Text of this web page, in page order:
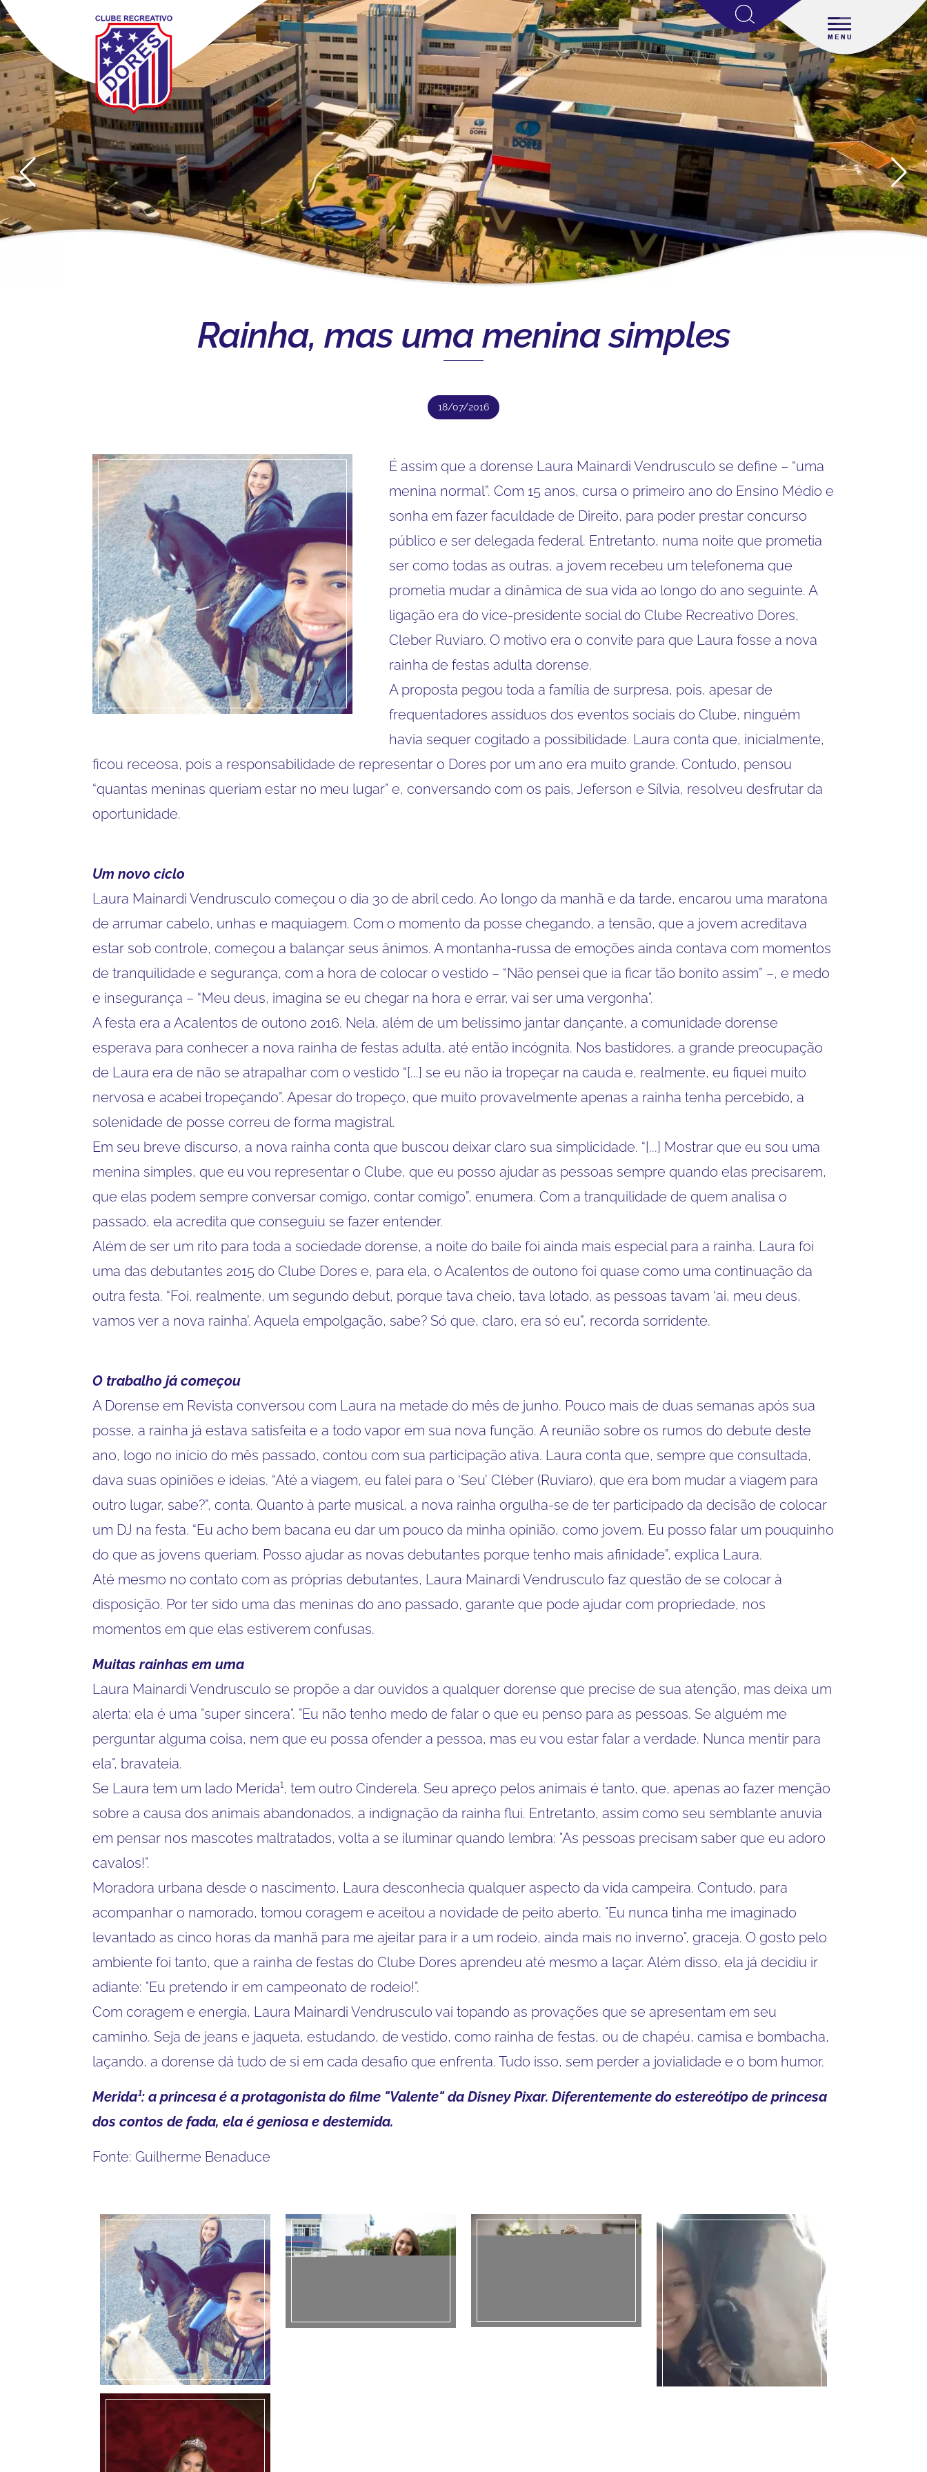
Rainha, mas uma menina simples
18/07/2016
É assim que a dorense Laura Mainardi Vendrusculo se define – “uma
menina normal”. Com 15 anos, cursa o primeiro ano do Ensino Médio e
sonha em fazer faculdade de Direito, para poder prestar concurso
público e ser delegada federal. Entretanto, numa noite que prometia
ser como todas as outras, a jovem recebeu um telefonema que
prometia mudar a dinâmica de sua vida ao longo do ano seguinte. A
ligação era do vice-presidente social do Clube Recreativo Dores,
Cleber Ruviaro. O motivo era o convite para que Laura fosse a nova
rainha de festas adulta dorense.
A proposta pegou toda a família de surpresa, pois, apesar de
frequentadores assíduos dos eventos sociais do Clube, ninguém
havia sequer cogitado a possibilidade. Laura conta que, inicialmente,
ficou receosa, pois a responsabilidade de representar o Dores por um ano era muito grande. Contudo, pensou
“quantas meninas queriam estar no meu lugar" e, conversando com os pais, Jeferson e Sílvia, resolveu desfrutar da
oportunidade.
Um novo ciclo
Laura Mainardi Vendrusculo começou o dia 30 de abril cedo. Ao longo da manhã e da tarde, encarou uma maratona
de arrumar cabelo, unhas e maquiagem. Com o momento da posse chegando, a tensão, que a jovem acreditava
estar sob controle, começou a balançar seus ânimos. A montanha-russa de emoções ainda contava com momentos
de tranquilidade e segurança, com a hora de colocar o vestido – “Não pensei que ia ficar tão bonito assim” –, e medo
e insegurança – “Meu deus, imagina se eu chegar na hora e errar, vai ser uma vergonha".
A festa era a Acalentos de outono 2016. Nela, além de um belíssimo jantar dançante, a comunidade dorense
esperava para conhecer a nova rainha de festas adulta, até então incógnita. Nos bastidores, a grande preocupação
de Laura era de não se atrapalhar com o vestido “[...] se eu não ia tropeçar na cauda e, realmente, eu fiquei muito
nervosa e acabei tropeçando”. Apesar do tropeço, que muito provavelmente apenas a rainha tenha percebido, a
solenidade de posse correu de forma magistral.
Em seu breve discurso, a nova rainha conta que buscou deixar claro sua simplicidade. “[...] Mostrar que eu sou uma
menina simples, que eu vou representar o Clube, que eu posso ajudar as pessoas sempre quando elas precisarem,
que elas podem sempre conversar comigo, contar comigo”, enumera. Com a tranquilidade de quem analisa o
passado, ela acredita que conseguiu se fazer entender.
Além de ser um rito para toda a sociedade dorense, a noite do baile foi ainda mais especial para a rainha. Laura foi
uma das debutantes 2015 do Clube Dores e, para ela, o Acalentos de outono foi quase como uma continuação da
outra festa. “Foi, realmente, um segundo debut, porque tava cheio, tava lotado, as pessoas tavam ‘ai, meu deus,
vamos ver a nova rainha’. Aquela empolgação, sabe? Só que, claro, era só eu”, recorda sorridente.
O trabalho já começou
A Dorense em Revista conversou com Laura na metade do mês de junho. Pouco mais de duas semanas após sua
posse, a rainha já estava satisfeita e a todo vapor em sua nova função. A reunião sobre os rumos do debute deste
ano, logo no início do mês passado, contou com sua participação ativa. Laura conta que, sempre que consultada,
dava suas opiniões e ideias. “Até a viagem, eu falei para o ‘Seu’ Cléber (Ruviaro), que era bom mudar a viagem para
outro lugar, sabe?”, conta. Quanto à parte musical, a nova rainha orgulha-se de ter participado da decisão de colocar
um DJ na festa. “Eu acho bem bacana eu dar um pouco da minha opinião, como jovem. Eu posso falar um pouquinho
do que as jovens queriam. Posso ajudar as novas debutantes porque tenho mais afinidade”, explica Laura.
Até mesmo no contato com as próprias debutantes, Laura Mainardi Vendrusculo faz questão de se colocar à
disposição. Por ter sido uma das meninas do ano passado, garante que pode ajudar com propriedade, nos
momentos em que elas estiverem confusas.
Muitas rainhas em uma
Laura Mainardi Vendrusculo se propõe a dar ouvidos a qualquer dorense que precise de sua atenção, mas deixa um
alerta: ela é uma "super sincera". "Eu não tenho medo de falar o que eu penso para as pessoas. Se alguém me
perguntar alguma coisa, nem que eu possa ofender a pessoa, mas eu vou estar falar a verdade. Nunca mentir para
ela", bravateia.
Se Laura tem um lado Merida¹, tem outro Cinderela. Seu apreço pelos animais é tanto, que, apenas ao fazer menção
sobre a causa dos animais abandonados, a indignação da rainha flui. Entretanto, assim como seu semblante anuvia
em pensar nos mascotes maltratados, volta a se iluminar quando lembra: "As pessoas precisam saber que eu adoro
cavalos!".
Moradora urbana desde o nascimento, Laura desconhecia qualquer aspecto da vida campeira. Contudo, para
acompanhar o namorado, tomou coragem e aceitou a novidade de peito aberto. "Eu nunca tinha me imaginado
levantado as cinco horas da manhã para me ajeitar para ir a um rodeio, ainda mais no inverno", graceja. O gosto pelo
ambiente foi tanto, que a rainha de festas do Clube Dores aprendeu até mesmo a laçar. Além disso, ela já decidiu ir
adiante: "Eu pretendo ir em campeonato de rodeio!".
Com coragem e energia, Laura Mainardi Vendrusculo vai topando as provações que se apresentam em seu
caminho. Seja de jeans e jaqueta, estudando, de vestido, como rainha de festas, ou de chapéu, camisa e bombacha,
laçando, a dorense dá tudo de si em cada desafio que enfrenta. Tudo isso, sem perder a jovialidade e o bom humor.
Merida¹: a princesa é a protagonista do filme "Valente" da Disney Pixar. Diferentemente do estereótipo de princesa
dos contos de fada, ela é geniosa e destemida.
Fonte: Guilherme Benaduce